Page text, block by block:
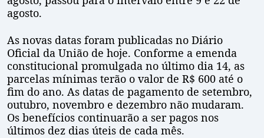
agosto.
As novas datas foram publicadas no Diário
Oficial da União de hoje. Conforme a emenda
constitucional promulgada no último dia 14, as
parcelas mínimas terão o valor de R$ 600 até o
fim do ano. As datas de pagamento de setembro,
outubro, novembro e dezembro não mudaram.
Os benefícios continuarão a ser pagos nos
últimos dez dias úteis de cada mês.